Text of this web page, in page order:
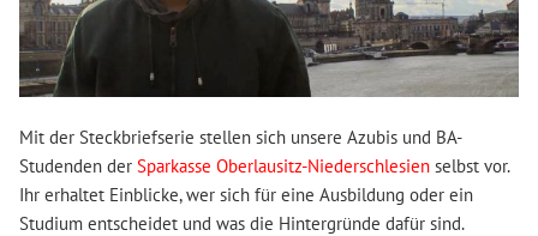
Mit der Steckbriefserie stellen sich unsere Azubis und BA-
Studenden der Sparkasse Oberlausitz-Niederschlesienselbst vor.
Ihr erhaltet Einblicke, wer sich für eine Ausbildung oder ein
Studium entscheidet und was die Hintergründe dafür sind.